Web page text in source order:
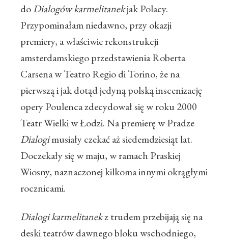
doDialogów karmelitanekjak Polacy.
Przypominałam niedawno, przy okazji
premiery, a właściwie rekonstrukcji
amsterdamskiego przedstawienia Roberta
Carsena w Teatro Regio di Torino, że na
pierwszą i jak dotąd jedyną polską inscenizację
opery Poulenca zdecydował się w roku 2000
Teatr Wielki w Łodzi. Na premierę w Pradze
Dialogimusiały czekać aż siedemdziesiąt lat.
Doczekały się w maju, w ramach Praskiej
Wiosny, naznaczonej kilkoma innymi okrągłymi
rocznicami.
Dialogi karmelitanekz trudem przebijają się na
deski teatrów dawnego bloku wschodniego,